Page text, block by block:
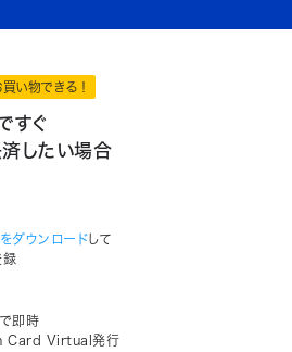
い物できる！
すぐ
済したい場合
ダウンロードして
録
即時
Card Virtual発行